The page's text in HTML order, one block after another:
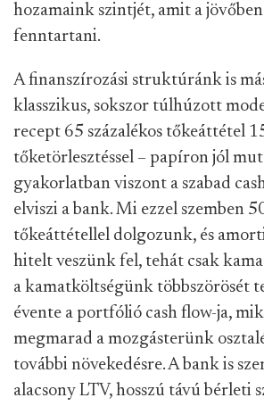
hozamaink szintjét, amit a
fenntartani.
A finanszírozási struktúránk is
klasszikus, sokszor túlhúzott
recept 65 százalékos tőkeáttétel
tőketörlesztéssel – papíron jól
gyakorlatban viszont a szabad
elviszi a bank. Mi ezzel szemben
tőkeáttétellel dolgozunk, és
hitelt veszünk fel, tehát csak
a kamatköltségünk többszörösét
évente a portfólió cash flow-ja,
megmarad a mozgásterünk
további növekedésre. A bank is
alacsony LTV, hosszú távú bérleti